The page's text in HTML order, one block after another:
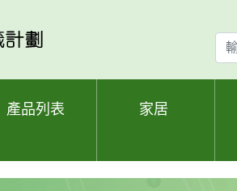
輸
入
查
產品列表 家居